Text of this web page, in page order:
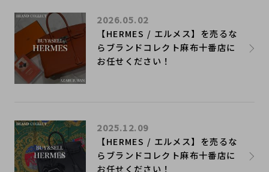
【HERMES / エルメス】を売るな
らブランドコレクト麻布十番店に
お任せください！
2026.05.02
【HERMES / エルメス】を売るな
らブランドコレクト麻布十番店に
お任せください！
2025.12.09